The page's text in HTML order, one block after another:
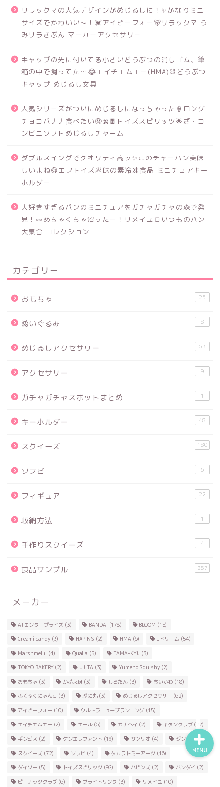
リラックマの人気デザインがめじるしに！✨かなりミニ
サイズでかわいい～！💓アイピーフォー🐻リラックマ う
みリラきぶん マーカーアクセサリー
キャップの先に付いてる小さいどうぶつの消しゴム、筆
箱の中で飼ってた…😂エイチエムエー(HMA)🐰どうぶつ
キャップ めじるし文具
人気シリーズがついにめじるしになっちゃった🍦ロング
チョコバナナ食べたい🤤🍌🍫トイズスピリッツ🌟ざ・コ
ンビニソフトめじるしチャーム
ダブルスイングでクオリティ高ッ✨このチャーハン美味
しいよね😋エフトイズ🥟味の素冷凍食品 ミニチュアキー
ホルダー
大好きすぎるパンのミニチュアをガチャガチャの森で発
見！👀めちゃくちゃ沼ったー！リメイユ🍞いつものパン
大集合 コレクション
カテゴリー
おもちゃ 25
ぬいぐるみ 8
めじるしアクセサリー 63
アクセサリー 9
ガチャガチャスポットまとめ 1
キーホルダー 48
スクイーズ 180
ソフビ 5
フィギュア 22
収納方法 1
手作りスクイーズ 4
食品サンプル 287
メーカー
ATエンタープライズ (3) BANDAI (178) BLOOM (15)
Creamiicandy (3) HAPiNS (2) HMA (6) Jドリーム (54)
Marshmellii (4) Qualia (5) TAMA-KYU (3)
TOKYO BAKERY (2) UJITA (3) Yumeno Squishy (2)
おもちゃ (3) かぷえぼ (3) しろたん (3) ちいかわ (18)
ふくふくにゃんこ (3) ぷに丸(3) めじるしアクセサリー (62)
アイピーフォー (10) ウルトラニュープランニング (15)
エイチエムエー (2) エール(6) カナヘイ (2) キタンクラブ (22)
ギンビス (2) ケンエレファント (19) サンリオ (4) ジング (4)
スクイーズ (72) ソフビ (4) タカラトミーアーツ (16)
ダイソー (5) トイズスピリッツ (92) ハピンズ (2) バンダイ (2)
ピーナッツクラブ (6) ブライトリンク (3) リメイユ (10)
MENU
スクイーズ
BANDAI
トイスピ